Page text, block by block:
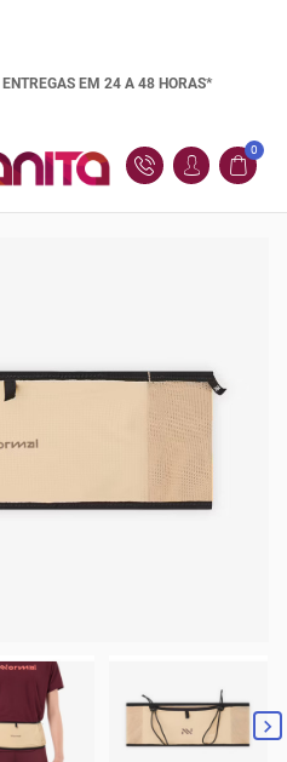
ENTREGAS EM 24 A 48 HORAS*
0
